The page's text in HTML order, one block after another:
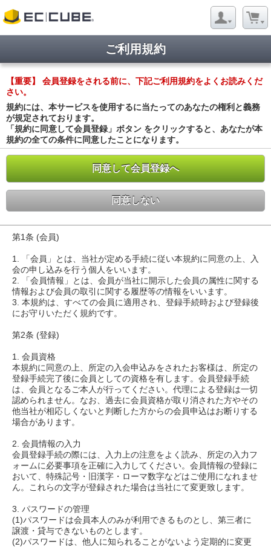
ご利用規約
【重要】 会員登録をされる前に、下記ご利用規約をよくお読みくだ
さい。
規約には、本サービスを使用するに当たってのあなたの権利と義務
が規定されております。
「規約に同意して会員登録」ボタン をクリックすると、あなたが本
規約の全ての条件に同意したことになります。
同意して会員登録へ
同意しない
第1条 (会員)
1. 「会員」とは、当社が定める手続に従い本規約に同意の上、入
会の申し込みを行う個人をいいます。
2. 「会員情報」とは、会員が当社に開示した会員の属性に関する
情報および会員の取引に関する履歴等の情報をいいます。
3. 本規約は、すべての会員に適用され、登録手続時および登録後
にお守りいただく規約です。
第2条 (登録)
1. 会員資格
本規約に同意の上、所定の入会申込みをされたお客様は、所定の
登録手続完了後に会員としての資格を有します。会員登録手続
は、会員となるご本人が行ってください。代理による登録は一切
認められません。なお、過去に会員資格が取り消された方やその
他当社が相応しくないと判断した方からの会員申込はお断りする
場合があります。
2. 会員情報の入力
会員登録手続の際には、入力上の注意をよく読み、所定の入力フ
ォームに必要事項を正確に入力してください。会員情報の登録に
おいて、特殊記号・旧漢字・ローマ数字などはご使用になれませ
ん。これらの文字が登録された場合は当社にて変更致します。
3. パスワードの管理
(1)パスワードは会員本人のみが利用できるものとし、第三者に
譲渡・貸与できないものとします。
(2)パスワードは、他人に知られることがないよう定期的に変更